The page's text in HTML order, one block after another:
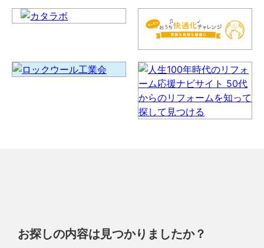
お探しの内容は見つかりましたか？